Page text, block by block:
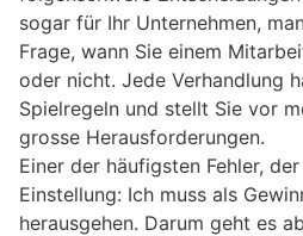
sogar für Ihr Unternehmen,
Frage, wann Sie einem
oder nicht. Jede Verhandlung
Spielregeln und stellt Sie vor
grosse Herausforderungen.
Einer der häufigsten Fehler,
Einstellung: Ich muss als
herausgehen. Darum geht es